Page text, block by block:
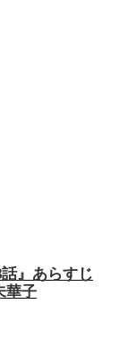
』あらすじ
子